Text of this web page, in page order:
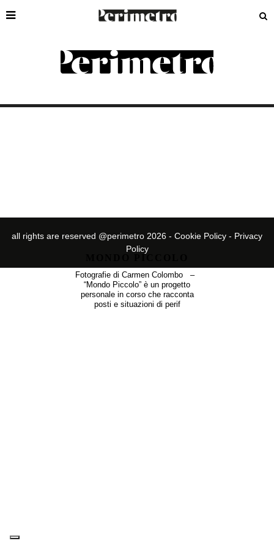
Fotografie di Carmen Colombo –
“Mondo Piccolo” è un progetto
personale in corso che racconta
posti e situazioni di perif
all rights are reserved @perimetro 2026 - Cookie Policy - Privacy
Policy